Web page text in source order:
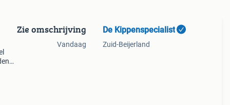
Zie omschrijving
Vandaag
De Kippenspecialist
Zuid-Beijerland